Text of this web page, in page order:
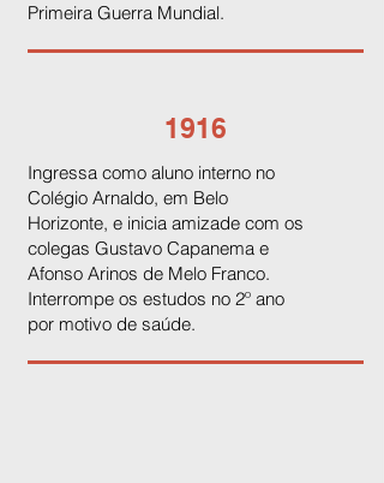
Primeira Guerra Mundial.
1916
Ingressa como aluno interno no
Colégio Arnaldo, em Belo
Horizonte, e inicia amizade com os
colegas Gustavo Capanema e
Afonso Arinos de Melo Franco.
Interrompe os estudos no 2º ano
por motivo de saúde.